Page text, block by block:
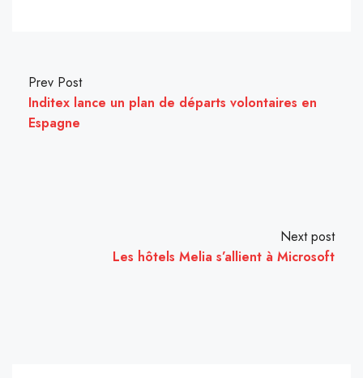
Prev Post
Inditex lance un plan de départs volontaires en
Espagne
Next post
Les hôtels Melia s’allient à Microsoft